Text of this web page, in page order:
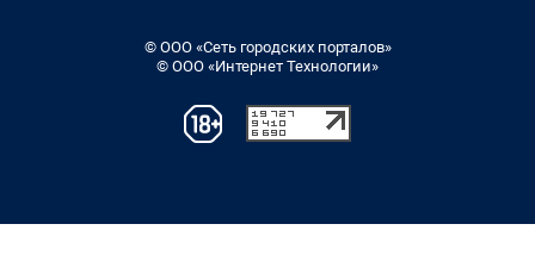
© ООО «Сеть городских порталов»
© ООО «Интернет Технологии»